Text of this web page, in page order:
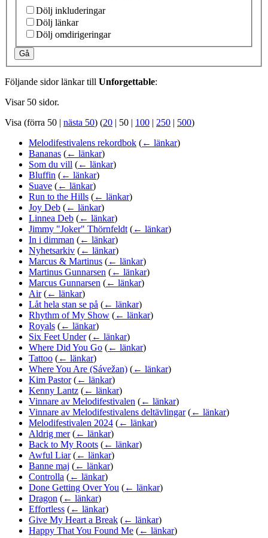
Dölj inkluderingar
Dölj länkar
Dölj omdirigeringar
Gå
Följande sidor länkar till Unforgettable:
Visar 50 sidor.
Visa (förra 50 | nästa 50) (20 | 50 | 100 | 250 | 500)
Melodifestivalens rekordbok (← länkar)
Bananas (← länkar)
Som du vill (← länkar)
Bluffin (← länkar)
Suave (← länkar)
Run to the Hills (← länkar)
Joy Deb (← länkar)
Linnea Deb (← länkar)
Jimmy "Joker" Thörnfeldt (← länkar)
In i dimman (← länkar)
Nyhetsarkiv (← länkar)
Marcus & Martinus (← länkar)
Martinus Gunnarsen (← länkar)
Marcus Gunnarsen (← länkar)
Air (← länkar)
Låt hela stan se på (← länkar)
Rhythm of My Show (← länkar)
Royals (← länkar)
Six Feet Under (← länkar)
Where Did You Go (← länkar)
Tattoo (← länkar)
Where You Are (Sávežan) (← länkar)
Kim Pastor (← länkar)
Kenny Lantz (← länkar)
Vinnare av Melodifestivalen (← länkar)
Vinnare av Melodifestivalens deltävlingar (← länkar)
Melodifestivalen 2024 (← länkar)
Aldrig mer (← länkar)
Back to My Roots (← länkar)
Awful Liar (← länkar)
Banne maj (← länkar)
Controlla (← länkar)
Done Getting Over You (← länkar)
Dragon (← länkar)
Effortless (← länkar)
Give My Heart a Break (← länkar)
Happy That You Found Me (← länkar)